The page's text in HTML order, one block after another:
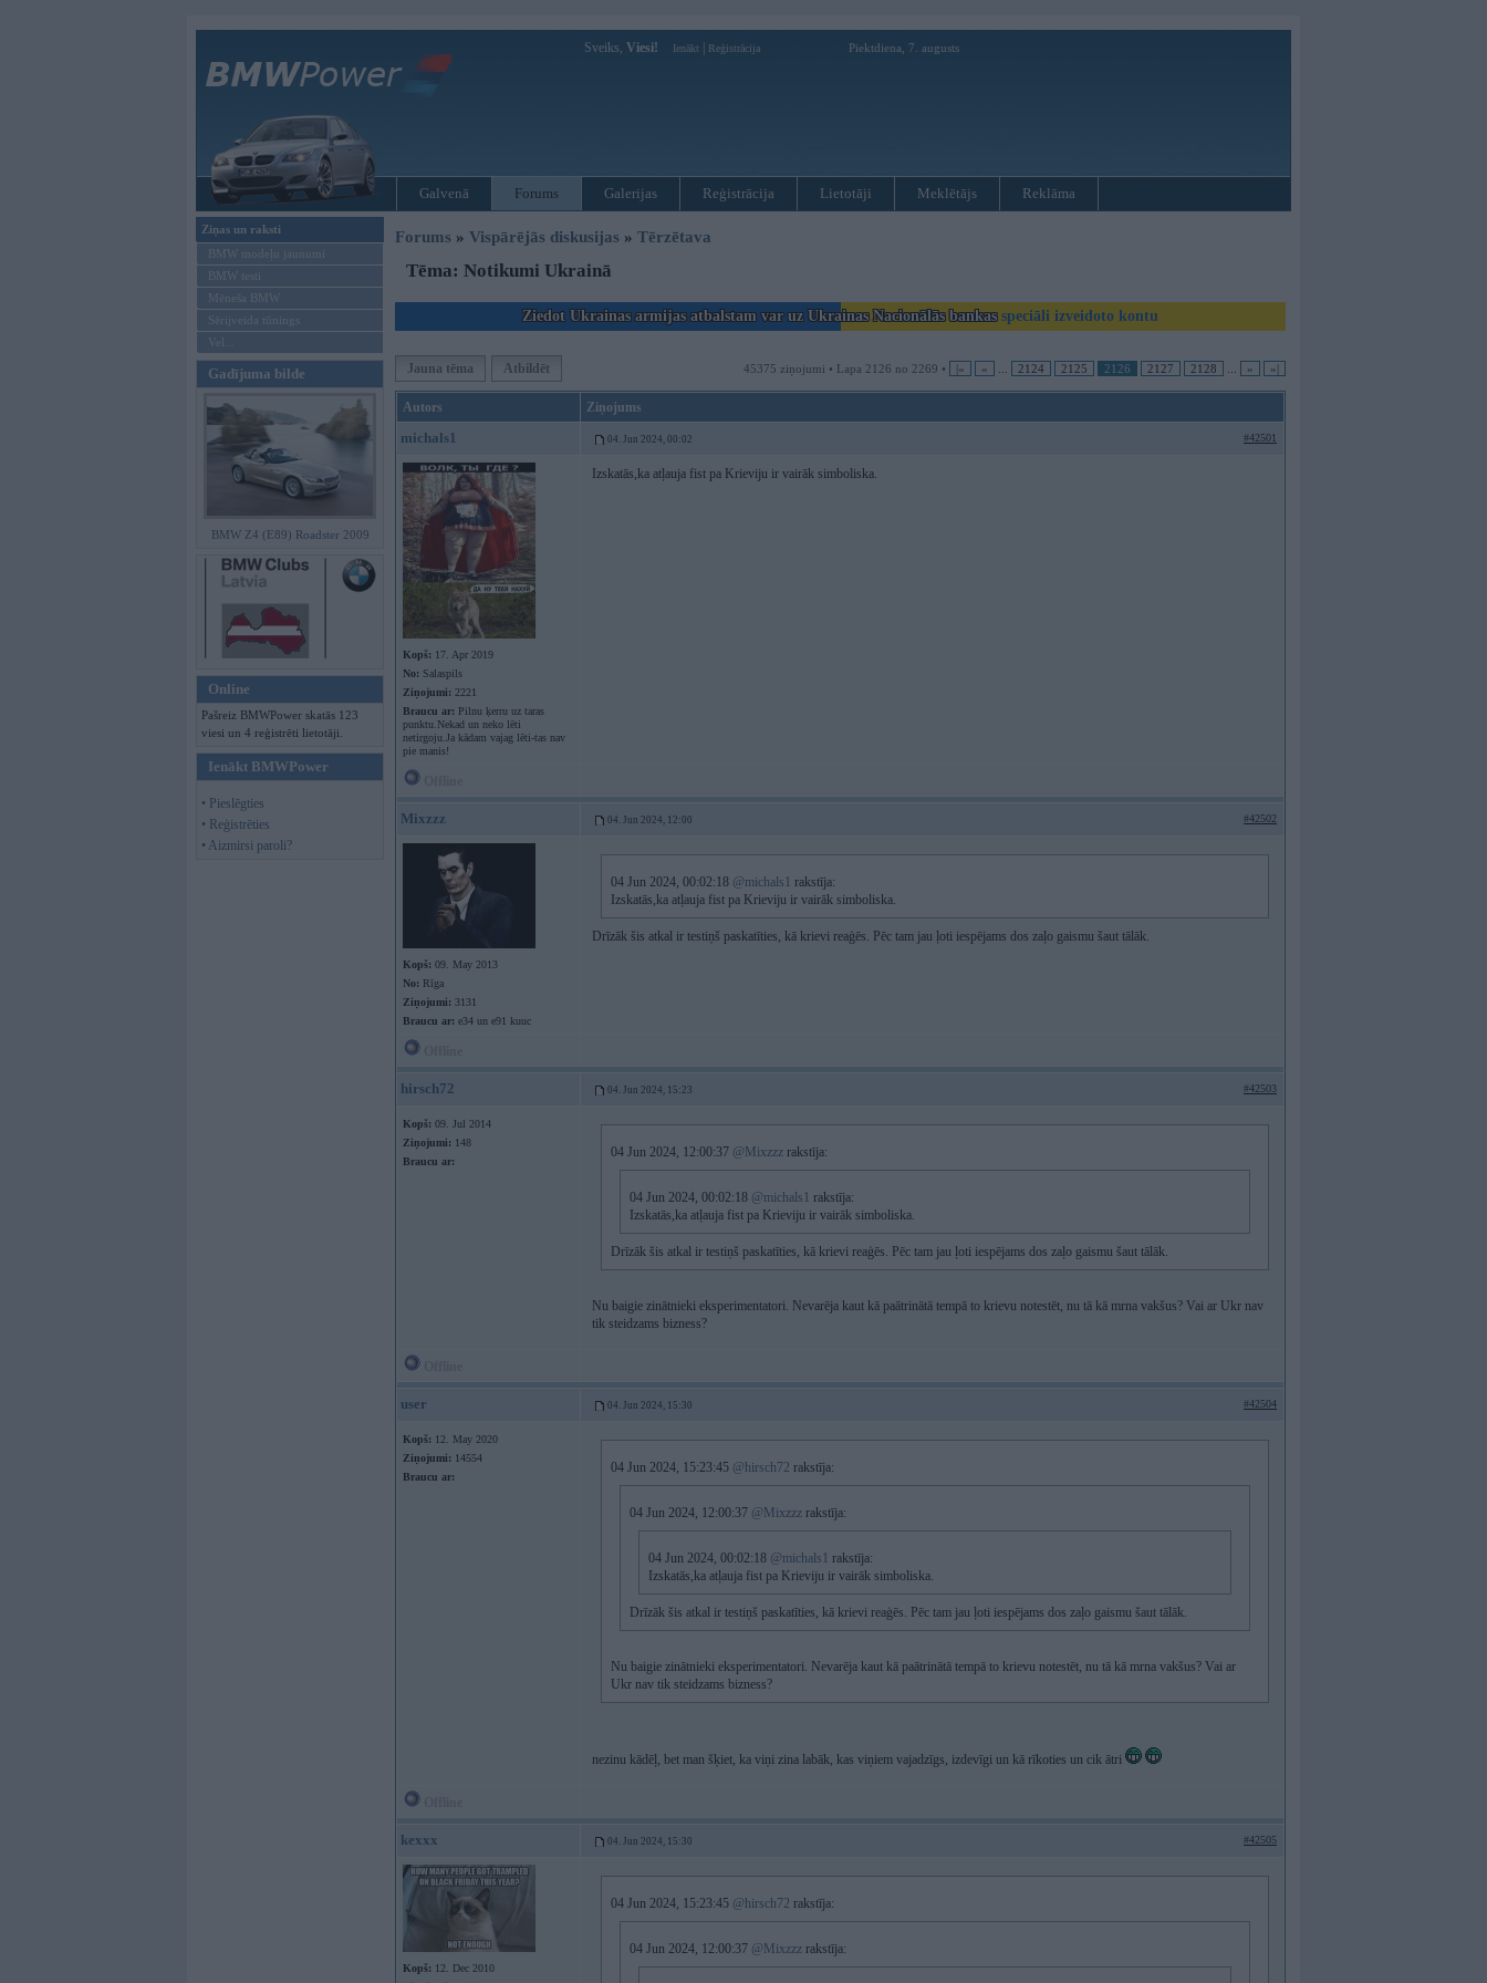
Sveiks, Viesi! Ienākt Reģistrācija Piektdiena, 7. augusts
Galvenā Forums Galerijas Reģistrācija Lietotāji Meklētājs Reklāma
Ziņas un raksti
BMW modeļu jaunumi
BMW testi
Mēneša BMW
Sērijveida tūnings
Vel...
Gadījuma bilde
BMW Z4 (E89) Roadster 2009
Online
Pašreiz BMWPower skatās 123
viesi un 4 reģistrēti lietotāji.
Ienākt BMWPower
• Pieslēgties
• Reģistrēties
• Aizmirsi paroli?
Forums » Vispārējās diskusijas » Tērzētava
Tēma: Notikumi Ukrainā
Ziedot Ukrainas armijas atbalstam var uz Ukrainas Nacionālās bankas speciāli izveidoto kontu
Jauna tēma Atbildēt 45375 ziņojumi • Lapa 2126 no 2269 • |« « 2124 2125 2126 2127 2128 » »|
Autors Ziņojums
michals1 04. Jun 2024, 00:02 #42501
Kopš: 17. Apr 2019
No: Salaspils
Ziņojumi: 2221
Braucu ar: Pilnu ķerru uz taras
punktu.Nekad un neko lēti
netirgoju.Ja kādam vajag lēti-tas nav
pie manis!
Izskatās,ka atļauja fist pa Krieviju ir vairāk simboliska.
Mixzzz 04. Jun 2024, 12:00 #42502
Kopš: 09. May 2013
No: Rīga
Ziņojumi: 3131
Braucu ar: e34 un e91 kuuc
04 Jun 2024, 00:02:18 @michals1 rakstīja:
Izskatās,ka atļauja fist pa Krieviju ir vairāk simboliska.
Drīzāk šis atkal ir testiņš paskatīties, kā krievi reaģēs. Pēc tam jau ļoti iespējams dos zaļo gaismu šaut tālāk.
hirsch72 04. Jun 2024, 15:23 #42503
Kopš: 09. Jul 2014
Ziņojumi: 148
Braucu ar:
04 Jun 2024, 12:00:37 @Mixzzz rakstīja:
04 Jun 2024, 00:02:18 @michals1 rakstīja:
Izskatās,ka atļauja fist pa Krieviju ir vairāk simboliska.
Drīzāk šis atkal ir testiņš paskatīties, kā krievi reaģēs. Pēc tam jau ļoti iespējams dos zaļo gaismu šaut tālāk.
Nu baigie zinātnieki eksperimentatori. Nevarēja kaut kā paātrinātā tempā to krievu notestēt, nu tā kā mrna vakšus? Vai ar Ukr nav
tik steidzams bizness?
user 04. Jun 2024, 15:30 #42504
Kopš: 12. May 2020
Ziņojumi: 14554
Braucu ar:
04 Jun 2024, 15:23:45 @hirsch72 rakstīja:
04 Jun 2024, 12:00:37 @Mixzzz rakstīja:
04 Jun 2024, 00:02:18 @michals1 rakstīja:
Izskatās,ka atļauja fist pa Krieviju ir vairāk simboliska.
Drīzāk šis atkal ir testiņš paskatīties, kā krievi reaģēs. Pēc tam jau ļoti iespējams dos zaļo gaismu šaut tālāk.
Nu baigie zinātnieki eksperimentatori. Nevarēja kaut kā paātrinātā tempā to krievu notestēt, nu tā kā mrna vakšus? Vai ar
Ukr nav tik steidzams bizness?
nezinu kādēļ, bet man šķiet, ka viņi zina labāk, kas viņiem vajadzīgs, izdevīgi un kā rīkoties un cik ātri
kexxx 04. Jun 2024, 15:30 #42505
Kopš: 12. Dec 2010
04 Jun 2024, 15:23:45 @hirsch72 rakstīja:
04 Jun 2024, 12:00:37 @Mixzzz rakstīja: